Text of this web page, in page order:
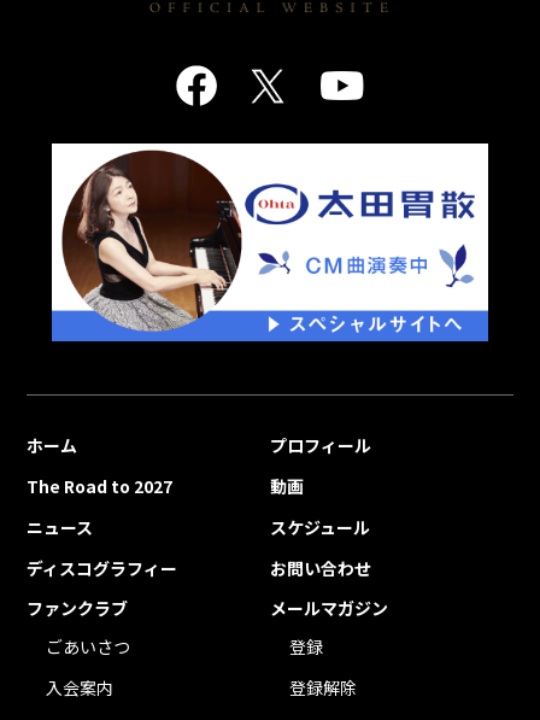
ホーム
プロフィール
The Road to 2027
動画
ニュース
スケジュール
ディスコグラフィー
お問い合わせ
ファンクラブ
ごあいさつ
入会案内
メールマガジン
登録
登録解除